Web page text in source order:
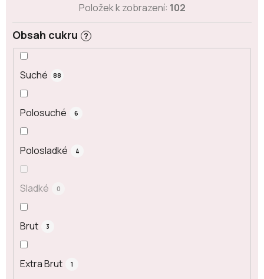
Obsah cukru ?
Suché 88
Polosuché 6
Polosladké 4
Sladké 0
Brut 3
Extra Brut 1
Položek k zobrazení: 102